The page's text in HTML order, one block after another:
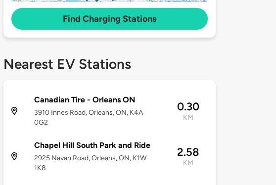
Find Charging Stations
Nearest EV Stations
Canadian Tire - Orleans ON
3910 Innes Road, Orleans, ON, K4A
0G2
0.30
KM
Chapel Hill South Park and Ride
2925 Navan Road, Orleans, ON, K1W
1K8
2.58
KM